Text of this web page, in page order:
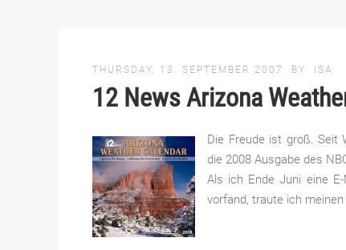
THURSDAY, 13. SEPTEMBER 2007 BY ISA
12 News Arizona
Die Freude ist groß. Seit
die 2008 Ausgabe des
Als ich Ende Juni eine
vorfand, traute ich